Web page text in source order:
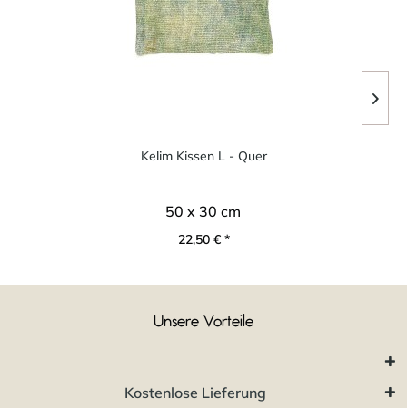
Kelim Kissen L - Quer
50 x 30 cm
22,50 € *
Unsere Vorteile
Kostenlose Lieferung